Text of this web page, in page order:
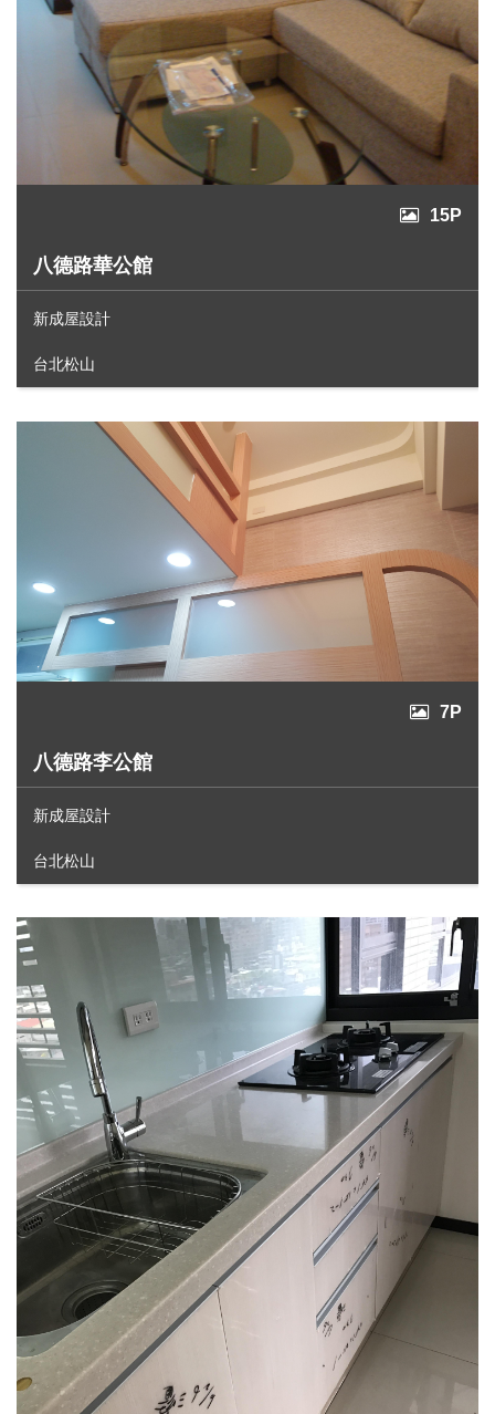
15P
八德路華公館
新成屋設計
台北松山
7P
八德路李公館
新成屋設計
台北松山